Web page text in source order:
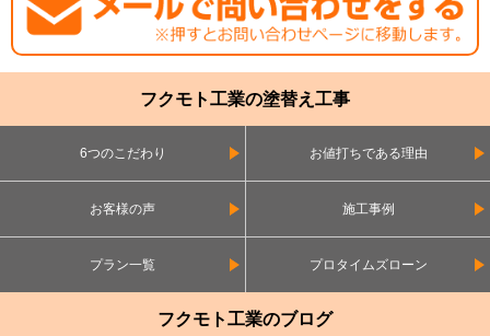
フクモト工業の塗替え工事
6つのこだわり お値打ちである理由
お客様の声 施工事例
プラン一覧 プロタイムズローン
フクモト工業のブログ